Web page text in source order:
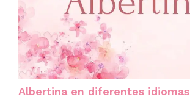
Albertina en diferentes idiomas